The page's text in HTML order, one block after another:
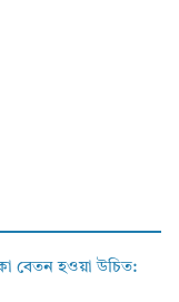
বেতন হওয়া উচিত: